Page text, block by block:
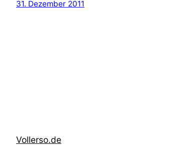
31. Dezember 2011
Vollerso.de